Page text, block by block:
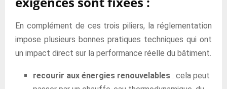
En complément de ces trois piliers, la réglementation
impose plusieurs bonnes pratiques techniques qui ont
un impact direct sur la performance réelle du bâtiment.
recourir aux énergies renouvelables : cela peut